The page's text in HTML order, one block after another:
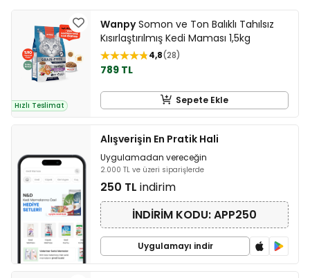
Hızlı Teslimat
WanpySomon ve Ton Balıklı Tahılsız
Kısırlaştırılmış Kedi Maması 1,5kg
4,8 28
789 TL
Sepete Ekle
Alışverişin En Pratik Hali
Uygulamadan vereceğin
2.000 TL ve üzeri siparişlerde
250 TL indirim
İNDİRİM KODU: APP250
Uygulamayı indir